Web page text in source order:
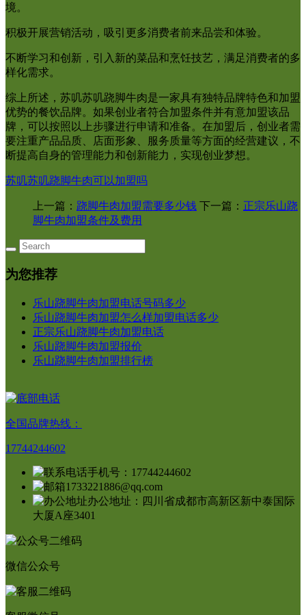
境。
积极开展营销活动，吸引更多消费者前来品尝和体验。
不断学习和创新，引入新的菜品和烹饪技艺，满足消费者的多
样化需求。
综上所述，苏叽苏叽跷脚牛肉是一家具有独特品牌特色和加盟
优势的餐饮品牌。如果创业者符合加盟条件并有意加盟该品
牌，可以按照以上步骤进行申请和准备。在加盟后，创业者需
要注重产品品质、店面形象、服务质量等方面的经营建议，不
断提高自身的管理能力和创新能力，实现创业梦想。
苏叽苏叽跷脚牛肉可以加盟吗
上一篇： 跷脚牛肉加盟需要多少钱 下一篇： 正宗乐山跷
脚牛肉加盟条件及费用
为您推荐
乐山跷脚牛肉加盟电话号码多少
乐山跷脚牛肉加盟怎么样加盟电话多少
正宗乐山跷脚牛肉加盟电话
乐山跷脚牛肉加盟报价
乐山跷脚牛肉加盟排行榜
全国品牌热线：
17744244602
手机号：17744244602
1733221886@qq.com
办公地址：四川省成都市高新区新中泰国际
大厦A座3401
微信公众号